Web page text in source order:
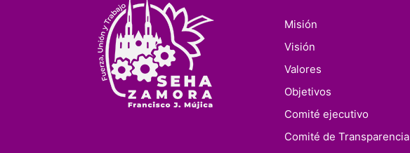
Misión
Visión
Valores
Objetivos
Comité ejecutivo
Comité de Transparencia